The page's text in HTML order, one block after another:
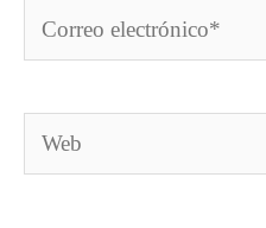
Correo
electrónico*
Web